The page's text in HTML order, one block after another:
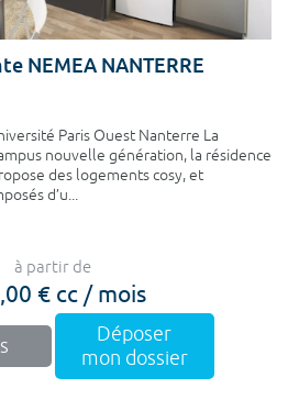
NEMEA NANTERRE
Paris Ouest Nanterre La
nouvelle génération, la résidence
des logements cosy, et
d’u...
à partir de
€ cc / mois
Déposer
mon dossier